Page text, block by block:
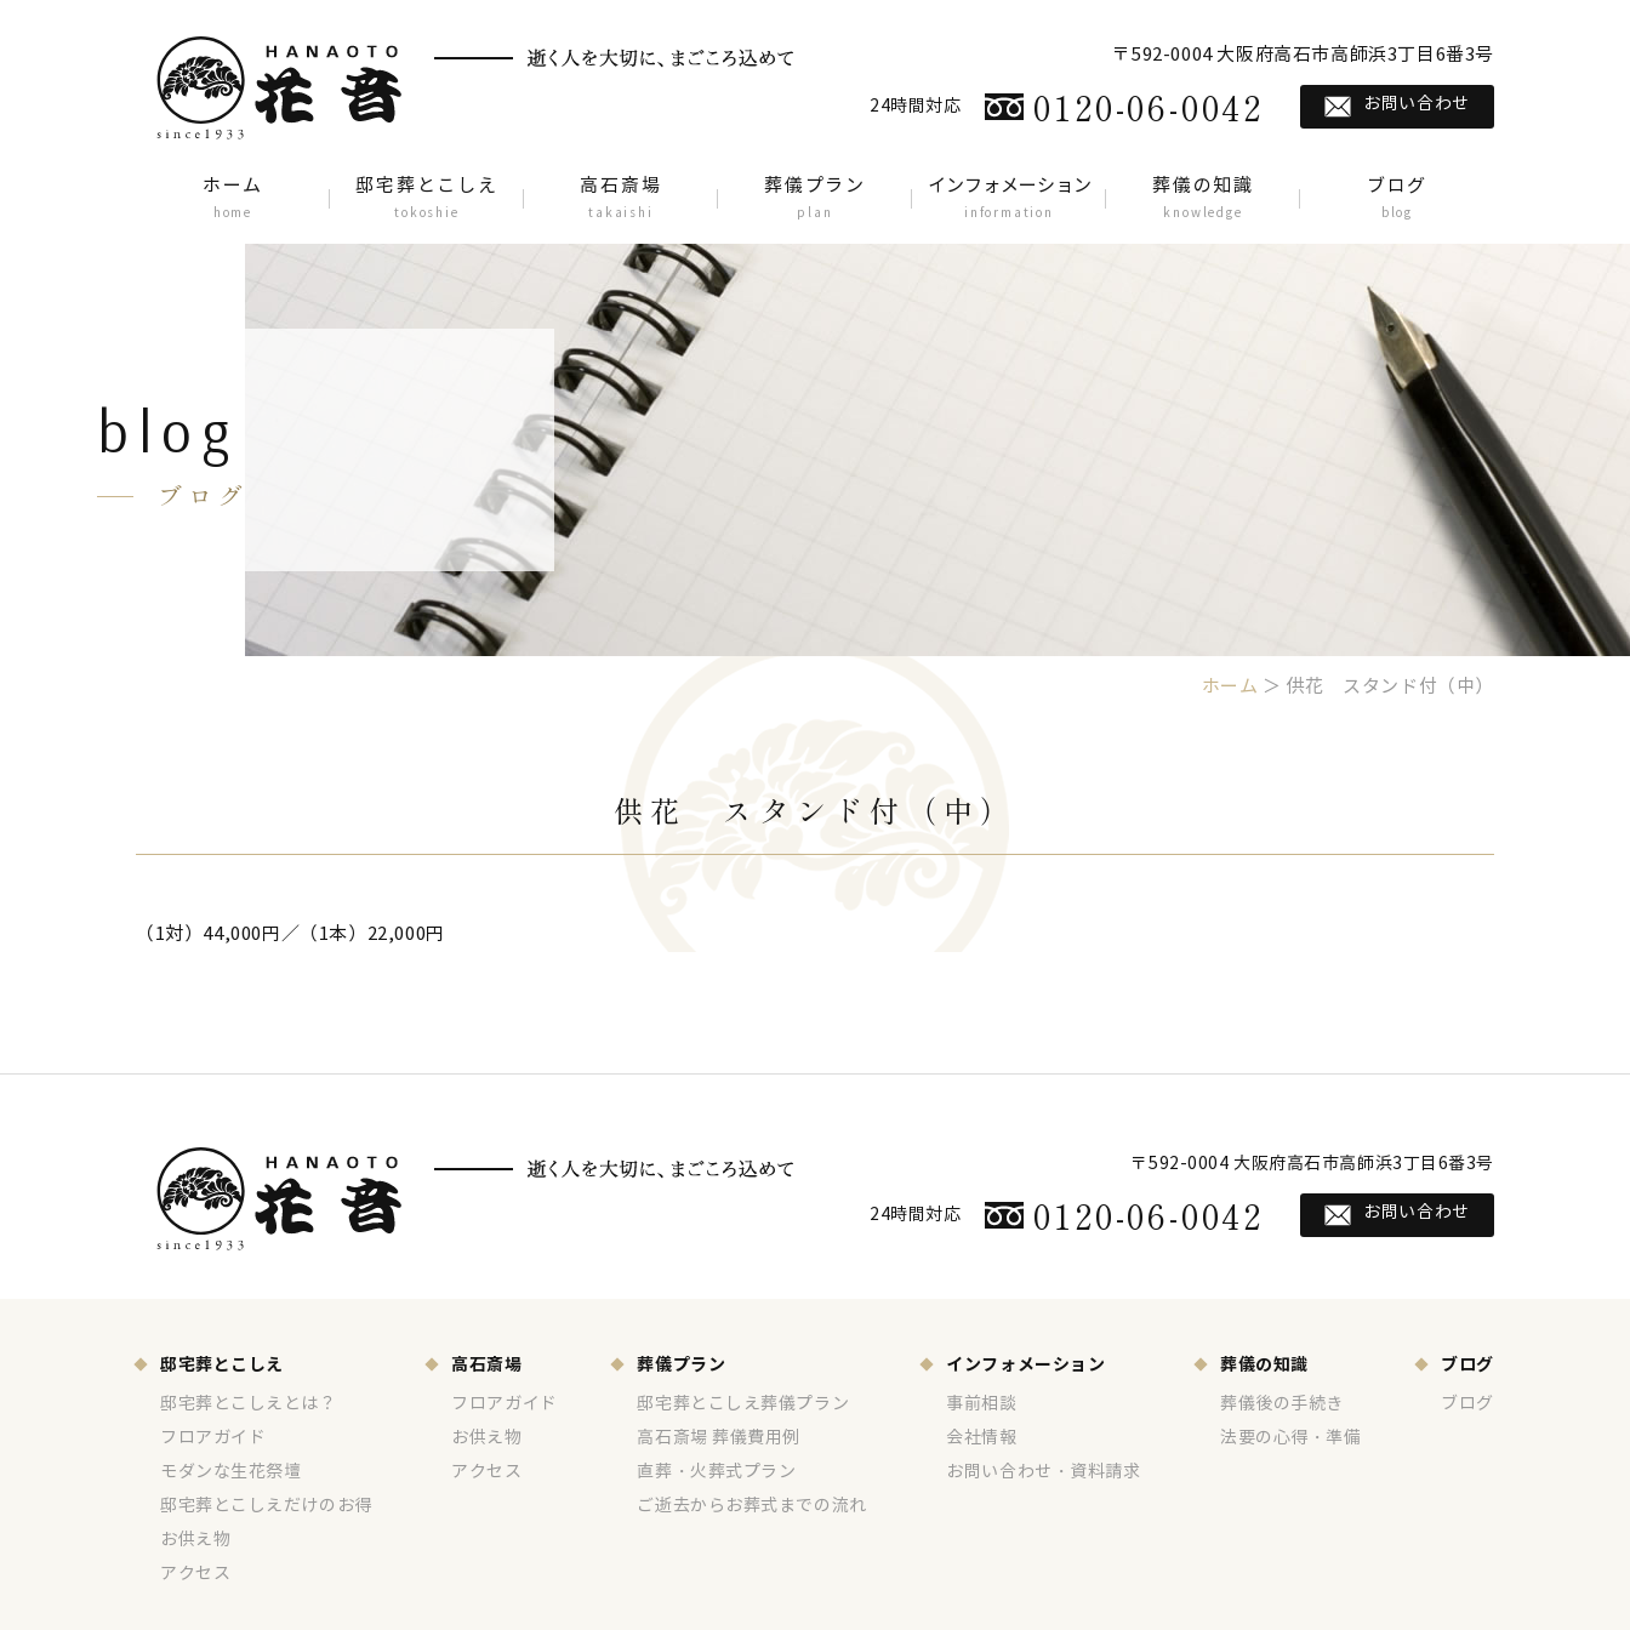
〒592-0004 大阪府高石市高師浜3丁目6番3号
24時間対応 0120-06-0042 お問い合わせ
ホーム
home
邸宅葬とこしえ
tokoshie
高石斎場
takaishi
葬儀プラン
plan
インフォメーション
information
葬儀の知識
knowledge
ブログ
blog
blog
ブログ
ホーム ＞ 供花 スタンド付（中）
供花 スタンド付（中）
（1対）44,000円／（1本）22,000円
〒592-0004 大阪府高石市高師浜3丁目6番3号
24時間対応 0120-06-0042 お問い合わせ
邸宅葬とこしえ
邸宅葬とこしえとは？
フロアガイド
モダンな生花祭壇
邸宅葬とこしえだけのお得
お供え物
アクセス
高石斎場
フロアガイド
お供え物
アクセス
葬儀プラン
邸宅葬とこしえ葬儀プラン
高石斎場 葬儀費用例
直葬・火葬式プラン
ご逝去からお葬式までの流れ
インフォメーション
事前相談
会社情報
お問い合わせ・資料請求
葬儀の知識
葬儀後の手続き
法要の心得・準備
ブログ
ブログ